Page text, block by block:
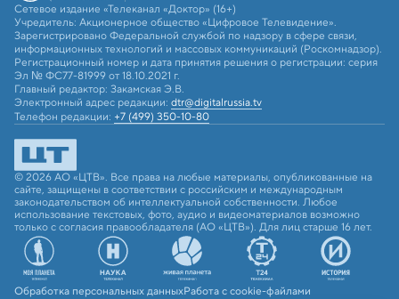
Сетевое издание «Телеканал «Доктор» (16+)
Учредитель: Акционерное общество «Цифровое Телевидение».
Зарегистрировано Федеральной службой по надзору в сфере связи,
информационных технологий и массовых коммуникаций (Роскомнадзор).
Регистрационный номер и дата принятия решения о регистрации: серия
Эл № ФС77-81999 от 18.10.2021 г.
Главный редактор: Закамская Э.В.
Электронный адрес редакции: dtr@digitalrussia.tv
Телефон редакции: +7 (499) 350-10-80
© 2026 АО «ЦТВ». Все права на любые материалы, опубликованные на
сайте, защищены в соответствии с российским и международным
законодательством об интеллектуальной собственности. Любое
использование текстовых, фото, аудио и видеоматериалов возможно
только с согласия правообладателя (АО «ЦТВ»). Для лиц старше 16 лет.
Обработка персональных данныхРабота с cookie-файлами